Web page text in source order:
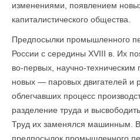
изменениями, появлением
капиталистического общества.
Предпосылки промышленного
России с середины XVIII в. Их
во-первых, научно-техническим
новых — паровых двигателей и
облегчавших процесс
разделение труда и
Труд их заменялся машинным.